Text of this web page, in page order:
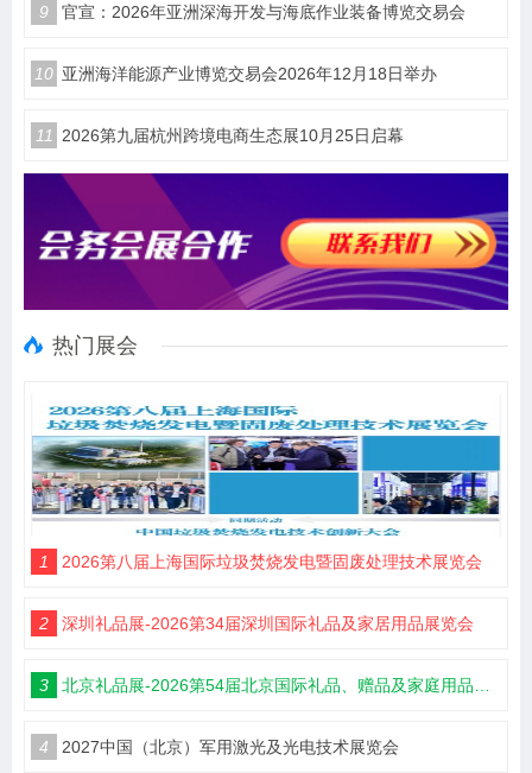
9 官宣：2026年亚洲深海开发与海底作业装备博览交易会
10 亚洲海洋能源产业博览交易会2026年12月18日举办
11 2026第九届杭州跨境电商生态展10月25日启幕
热门展会
1 2026第八届上海国际垃圾焚烧发电暨固废处理技术展览会
2 深圳礼品展-2026第34届深圳国际礼品及家居用品展览会
3 北京礼品展-2026第54届北京国际礼品、赠品及家庭用品展览会
4 2027中国（北京）军用激光及光电技术展览会